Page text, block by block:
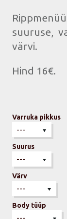
suuruse,
värvi.
Hind 16€.
Varruka pikkus
Suurus
Värv
Body tüüp